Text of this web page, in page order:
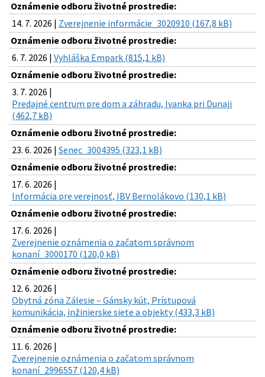
Oznámenie odboru životné prostredie:
14. 7. 2026 | Zverejnenie informácie_3020910 (167,8 kB)
Oznámenie odboru životné prostredie:
6. 7. 2026 | Vyhláška Empark (815,1 kB)
Oznámenie odboru životné prostredie:
3. 7. 2026 |
Predajné centrum pre dom a záhradu, Ivanka pri Dunaji
(462,7 kB)
Oznámenie odboru životné prostredie:
23. 6. 2026 | Senec_3004395 (323,1 kB)
Oznámenie odboru životné prostredie:
17. 6. 2026 |
Informácia pre verejnosť, IBV Bernolákovo (130,1 kB)
Oznámenie odboru životné prostredie:
17. 6. 2026 |
Zverejnenie oznámenia o začatom správnom
konaní_3000170 (120,0 kB)
Oznámenie odboru životné prostredie:
12. 6. 2026 |
Obytná zóna Zálesie – Gánsky kút, Prístupová
komunikácia, inžinierske siete a objekty (433,3 kB)
Oznámenie odboru životné prostredie:
11. 6. 2026 |
Zverejnenie oznámenia o začatom správnom
konaní_2996557 (120,4 kB)